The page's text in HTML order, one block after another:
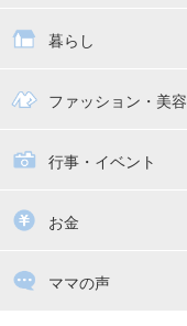
抱っこ紐
教育・習い事
幼稚園
絵本
暮らし
ママの日常
家族関係・夫婦関係
掃除
ファッション・美容
子供の服・ファッション
行事・イベント
漫画
出産祝い・内祝い
お金
住宅購入ママの声